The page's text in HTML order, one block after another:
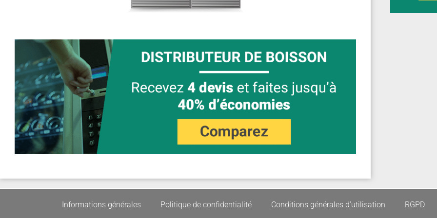
Informations générales Politique de confidentialité Conditions générales d’utilisation RGPD